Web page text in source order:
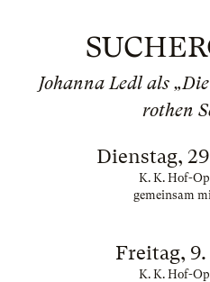
Johanna Ledl als
rothen
Dienstag,
K. K. Hof-
gemeinsam
Freitag, 9.
K. K. Hof-